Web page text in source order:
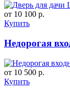
от 10 100 р.
Купить
Недорогая
от 10 500 р.
Купить